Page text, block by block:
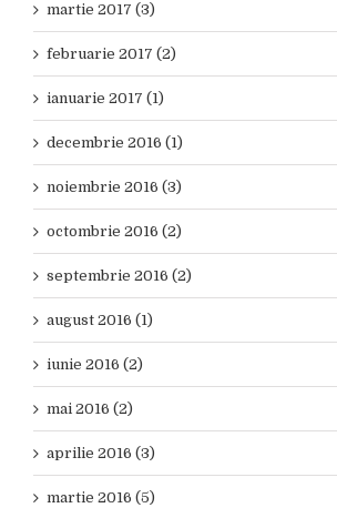
martie 2017 (3)
februarie 2017 (2)
ianuarie 2017 (1)
decembrie 2016 (1)
noiembrie 2016 (3)
octombrie 2016 (2)
septembrie 2016 (2)
august 2016 (1)
iunie 2016 (2)
mai 2016 (2)
aprilie 2016 (3)
martie 2016 (5)